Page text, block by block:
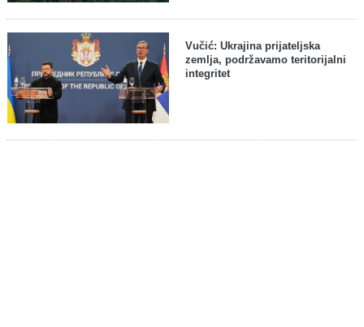
Vučić: Ukrajina prijateljska
zemlja, podržavamo teritorijalni
integritet